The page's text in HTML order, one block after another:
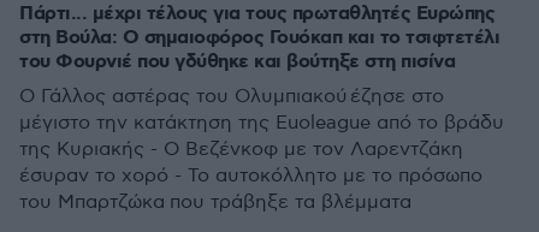
Πάρτι... μέχρι τέλους για τους πρωταθλητές Ευρώπης
στη Βούλα: Ο σημαιοφόρος Γουόκαπ και το τσιφτετέλι
του Φουρνιέ που γδύθηκε και βούτηξε στη πισίνα
Ο Γάλλος αστέρας του Ολυμπιακού έζησε στο
μέγιστο την κατάκτηση της Euoleague από το βράδυ
της Κυριακής - Ο Βεζένκοφ με τον Λαρεντζάκη
έσυραν το χορό - Το αυτοκόλλητο με το πρόσωπο
του Μπαρτζώκα που τράβηξε τα βλέμματα